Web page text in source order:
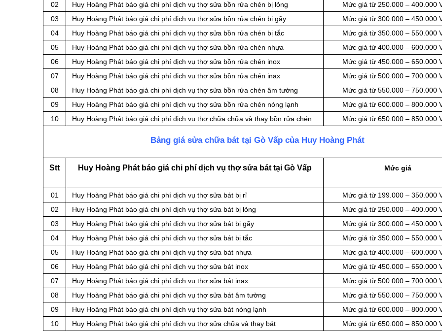
02
Huy Hoàng Phát báo giá chi phí dịch vụ thợ sửa bồn rửa chén bị lỏng
Mức giá từ 250.000 – 400.000
03
Huy Hoàng Phát báo giá chi phí dịch vụ thợ sửa bồn rửa chén bị gãy
Mức giá từ 300.000 – 450.000
04
Huy Hoàng Phát báo giá chi phí dịch vụ thợ sửa bồn rửa chén bị tắc
Mức giá từ 350.000 – 550.000
05
Huy Hoàng Phát báo giá chi phí dịch vụ thợ sửa bồn rửa chén nhựa
Mức giá từ 400.000 – 600.000
06
Huy Hoàng Phát báo giá chi phí dịch vụ thợ sửa bồn rửa chén inox
Mức giá từ 450.000 – 650.000
07
Huy Hoàng Phát báo giá chi phí dịch vụ thợ sửa bồn rửa chén inax
Mức giá từ 500.000 – 700.000
08
Huy Hoàng Phát báo giá chi phí dịch vụ thợ sửa bồn rửa chén âm tường
Mức giá từ 550.000 – 750.000
09
Huy Hoàng Phát báo giá chi phí dịch vụ thợ sửa bồn rửa chén nóng lạnh
Mức giá từ 600.000 – 800.000
10
Huy Hoàng Phát báo giá chi phí dịch vụ thợ chữa chữa và thay bồn rửa chén Mức giá từ 650.000 – 850.000
Bảng giá sửa chữa bát tại Gò Vấp của Huy Hoàng Phát
Stt Huy Hoàng Phát báo giá chi phí dịch vụ thợ sửa bát tại Gò Vấp Mức giá
01 Huy Hoàng Phát báo giá chi phí dịch vụ thợ sửa bát bị rỉ
Mức giá từ 199.000 – 350.000
02
Huy Hoàng Phát báo giá chi phí dịch vụ thợ sửa bát bị lỏng
Mức giá từ 250.000 – 400.000
03
Huy Hoàng Phát báo giá chi phí dịch vụ thợ sửa bát bị gãy
Mức giá từ 300.000 – 450.000
04
Huy Hoàng Phát báo giá chi phí dịch vụ thợ sửa bát bị tắc
Mức giá từ 350.000 – 550.000
05
Huy Hoàng Phát báo giá chi phí dịch vụ thợ sửa bát nhựa
Mức giá từ 400.000 – 600.000
06
Huy Hoàng Phát báo giá chi phí dịch vụ thợ sửa bát inox
Mức giá từ 450.000 – 650.000
07
Huy Hoàng Phát báo giá chi phí dịch vụ thợ sửa bát inax
Mức giá từ 500.000 – 700.000
08
Huy Hoàng Phát báo giá chi phí dịch vụ thợ sửa bát âm tường
Mức giá từ 550.000 – 750.000
09
Huy Hoàng Phát báo giá chi phí dịch vụ thợ sửa bát nóng lạnh
Mức giá từ 600.000 – 800.000
10
Huy Hoàng Phát báo giá chi phí dịch vụ thợ sửa chữa và thay bát Mức giá từ 650.000 – 850.000